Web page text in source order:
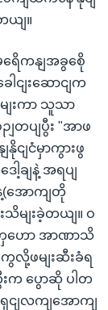
ယျ။
ေိကနျအခွစေို
ါငျးဆောငျက
မျးကာ သူသာ
ျတပျပွီး "အာဖ
ျငံမှာကွားဖွ
ါ့ချနဲ့ အရပျ
(အောကျတို
သိမျးခဲ့တယျ။ ဝ
တှဟော အာဏာသိ
ခဲ့ကွလို့ဖမျးဆီးခံရ
းက ပွောဆို ပါတ
ရှငျလကျအောကျ